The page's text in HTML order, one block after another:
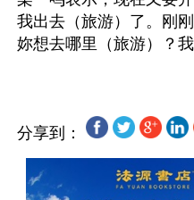
我出去（旅游）了。刚
分享到：